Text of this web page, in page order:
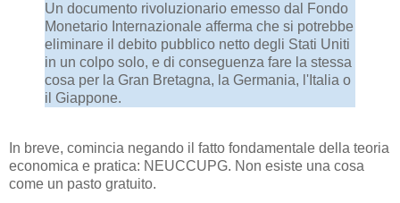
Un documento rivoluzionario emesso dal Fondo
Monetario Internazionale afferma che si potrebbe
eliminare il debito pubblico netto degli Stati Uniti
in un colpo solo, e di conseguenza fare la stessa
cosa per la Gran Bretagna, la Germania, l'Italia o
il Giappone.
In breve, comincia negando il fatto fondamentale della teoria
economica e pratica: NEUCCUPG. Non esiste una cosa
come un pasto gratuito.